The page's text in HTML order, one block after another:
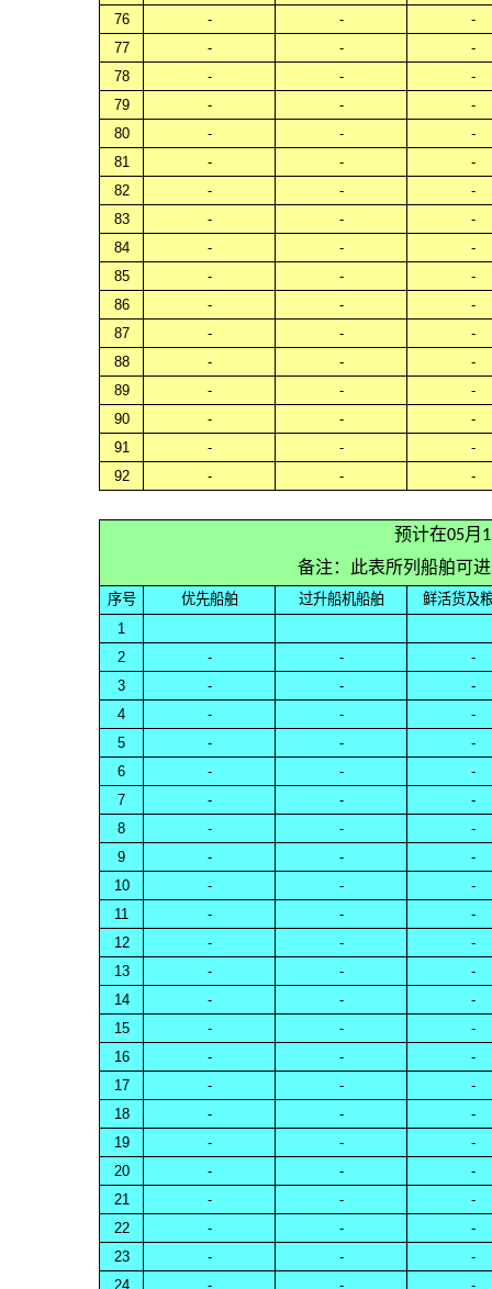
76
- -
-
77
- -
-
78
- -
-
79
- -
-
80
- -
-
81
- -
-
82
- -
-
83
- -
-
84
- -
-
85
- -
-
86
- -
-
87
- -
-
88
- -
-
89
- -
-
90
- -
-
91
- -
-
92
- - -
预计在05月
备注：此表所列船舶可
序号 优先船舶 过升船机船舶 鲜活货及
1
2
- -
-
3
- -
-
4
- -
-
5
- -
-
6
- -
-
7
- -
-
8
- -
-
9
- -
-
10
- -
-
11
- -
-
12
- -
-
13
- -
-
14
- -
-
15
- -
-
16
- -
-
17
- -
-
18
- -
-
19
- -
-
20
- -
-
21
- -
-
22
- -
-
23
- -
-
24
- - -